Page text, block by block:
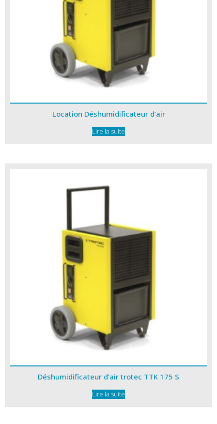
Location Déshumidificateur d’air
Lire la suite
Déshumidificateur d’air trotec TTK 175 S
Lire la suite